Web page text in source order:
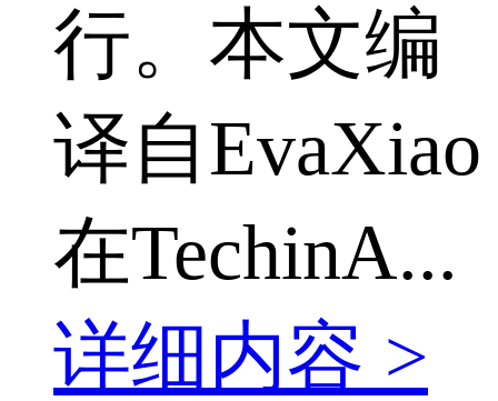
行。本文编
译自EvaXiao
在TechinA...
详细内容 >